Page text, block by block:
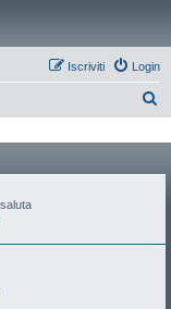
Login
Iscriviti
c